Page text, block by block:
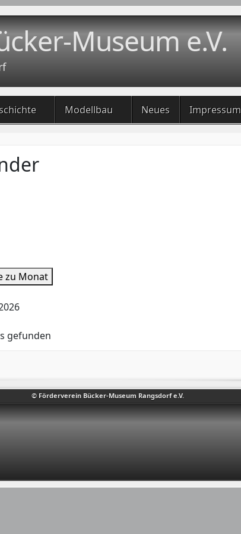
Museum e.V.
Modellbau Neues Impressum
© Förderverein Bücker-Museum Rangsdorf e.V.
zu Monat
gefunden